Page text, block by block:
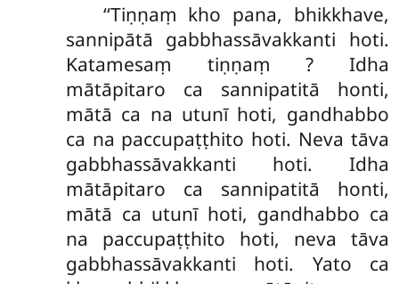
‘‘Tiṇṇaṃ kho pana, bhikkhave,
sannipātā gabbhassāvakkanti hoti.
Katamesaṃ tiṇṇaṃ? Idha
mātāpitaro ca sannipatitā honti,
mātā ca na utunī hoti, gandhabbo
ca na paccupaṭṭhito hoti. Neva tāva
gabbhassāvakkanti hoti. Idha
mātāpitaro ca sannipatitā honti,
mātā ca utunī hoti, gandhabbo ca
na paccupaṭṭhito hoti, neva tāva
gabbhassāvakkanti hoti. Yato ca